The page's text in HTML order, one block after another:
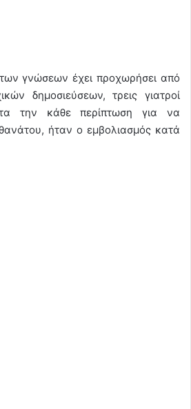
γνώσεων έχει προχωρήσει από
δημοσιεύσεων, τρεις γιατροί
την κάθε περίπτωση για να
ήταν ο εμβολιασμός κατά